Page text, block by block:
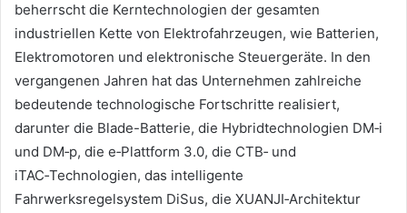
beherrscht die Kerntechnologien der gesamten
industriellen Kette von Elektrofahrzeugen, wie Batterien,
Elektromotoren und elektronische Steuergeräte. In den
vergangenen Jahren hat das Unternehmen zahlreiche
bedeutende technologische Fortschritte realisiert,
darunter die Blade-Batterie, die Hybridtechnologien DM‑i
und DM‑p, die e‑Plattform 3.0, die CTB‑ und
iTAC‑Technologien, das intelligente
Fahrwerksregelsystem DiSus, die XUANJI‑Architektur